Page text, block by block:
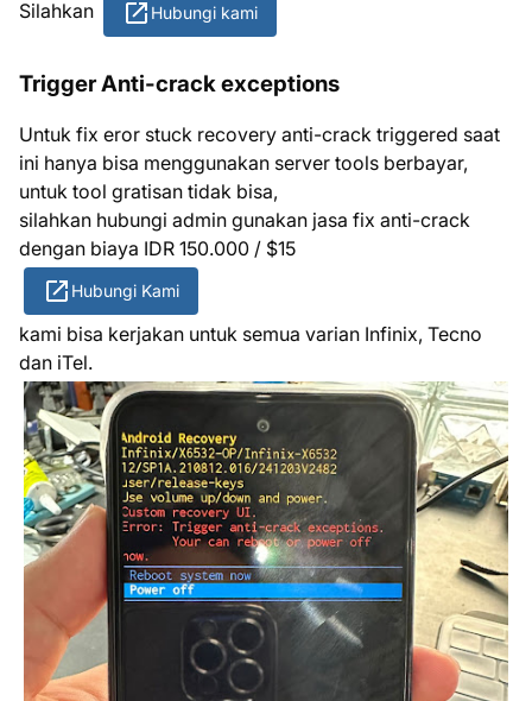
Silahkan Hubungi kami
Trigger Anti-crack exceptions
Untuk fix eror stuck recovery anti-crack triggered saat
ini hanya bisa menggunakan server tools berbayar,
untuk tool gratisan tidak bisa,
silahkan hubungi admin gunakan jasa fix anti-crack
dengan biaya IDR 150.000 / $15
Hubungi Kami
kami bisa kerjakan untuk semua varian Infinix, Tecno
dan iTel.